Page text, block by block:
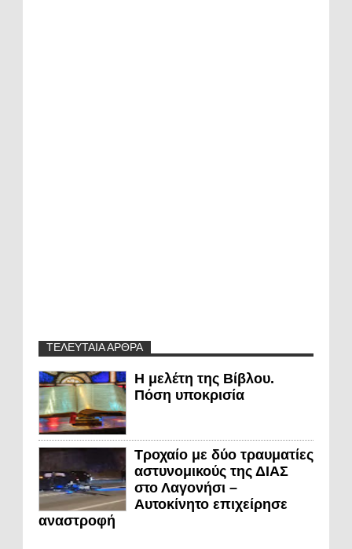
ΤΕΛΕΥΤΑΙΑ ΑΡΘΡΑ
Η μελέτη της Βίβλου.
Πόση υποκρισία
Τροχαίο με δύο τραυματίες
αστυνομικούς της ΔΙΑΣ
στο Λαγονήσι –
Αυτοκίνητο επιχείρησε
αναστροφή